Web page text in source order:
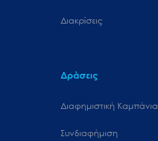
Διακρίσεις
Δράσεις
Διαφημιστική Καμπάνια
Συνδιαφήμιση